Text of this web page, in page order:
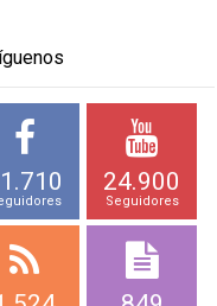
24.900
Seguidores